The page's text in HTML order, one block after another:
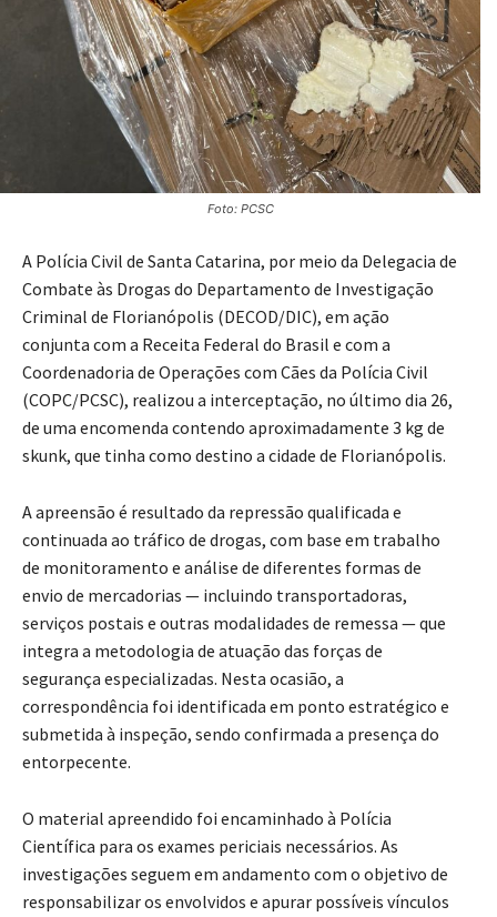
Foto: PCSC
A Polícia Civil de Santa Catarina, por meio da Delegacia de
Combate às Drogas do Departamento de Investigação
Criminal de Florianópolis (DECOD/DIC), em ação
conjunta com a Receita Federal do Brasil e com a
Coordenadoria de Operações com Cães da Polícia Civil
(COPC/PCSC), realizou a interceptação, no último dia 26,
de uma encomenda contendo aproximadamente 3 kg de
skunk, que tinha como destino a cidade de Florianópolis.
A apreensão é resultado da repressão qualificada e
continuada ao tráfico de drogas, com base em trabalho
de monitoramento e análise de diferentes formas de
envio de mercadorias — incluindo transportadoras,
serviços postais e outras modalidades de remessa — que
integra a metodologia de atuação das forças de
segurança especializadas. Nesta ocasião, a
correspondência foi identificada em ponto estratégico e
submetida à inspeção, sendo confirmada a presença do
entorpecente.
O material apreendido foi encaminhado à Polícia
Científica para os exames periciais necessários. As
investigações seguem em andamento com o objetivo de
responsabilizar os envolvidos e apurar possíveis vínculos